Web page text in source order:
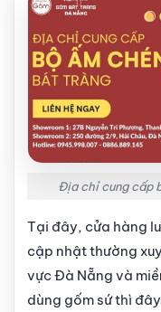
Địa chỉ cung cấp
Tại đây, cửa hàng
cập nhật thường
vực Đà Nẵng và
dùng gốm sứ thì